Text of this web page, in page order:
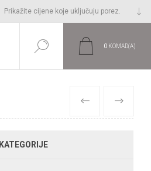
0 KOMAD(A)
PRETHODNI
SLIJEDEĆI
KATEGORIJE